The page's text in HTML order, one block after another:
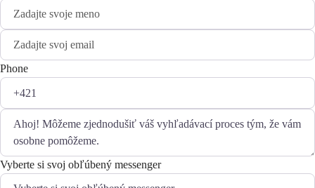
Phone
Vyberte si svoj obľúbený messenger